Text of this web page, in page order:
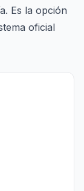
Es la opción
oficial